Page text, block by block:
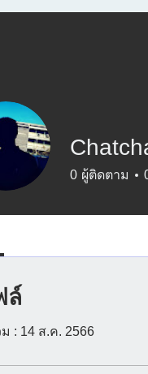
0 ผู้ติดตาม
ล์
: 14 ส.ค. 2566